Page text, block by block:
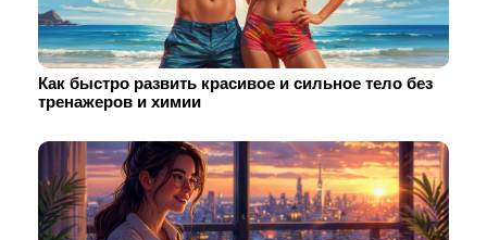
Как быстро развить красивое и сильное тело без
тренажеров и химии